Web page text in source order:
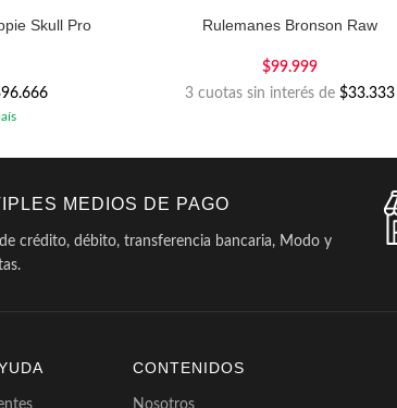
Skull Pro
Rulemanes Bronson Raw
$99.999
3 cuotas sin interés de$33.333
MEDIOS DE PAGO
de crédito, débito, transferencia bancaria, Modo y
CONTENIDOS
Nosotros